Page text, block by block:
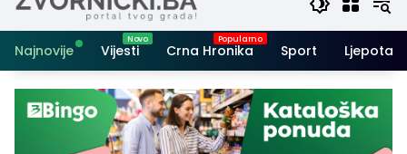
Najnovije Vijesti Crna Hronika Sport Ljepota i